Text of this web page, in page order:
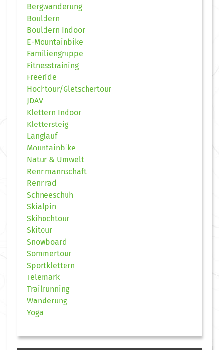
Bergwanderung
Bouldern
Bouldern Indoor
E-Mountainbike
Familiengruppe
Fitnesstraining
Freeride
Hochtour/Gletschertour
JDAV
Klettern Indoor
Klettersteig
Langlauf
Mountainbike
Natur & Umwelt
Rennmannschaft
Rennrad
Schneeschuh
Skialpin
Skihochtour
Skitour
Snowboard
Sommertour
Sportklettern
Telemark
Trailrunning
Wanderung
Yoga